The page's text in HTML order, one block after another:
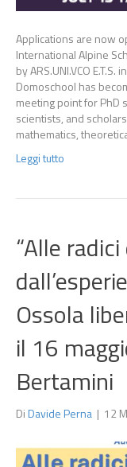
Applications are now
International Alpine
by ARS.UNI.VCO
Domoschool has
meeting point for PhD
scientists, and
mathematics,
Leggi tutto
“Alle
Ossola
il 16
Bertamini
DiDavide Perna | 12